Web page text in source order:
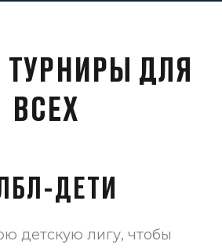
ТУРНИРЫ ДЛЯ
ВСЕХ
ДЕТИ
детскую лигу, чтобы